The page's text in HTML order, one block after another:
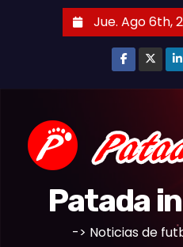
Jue. Ago 6th,
Patada
-> Noticias de